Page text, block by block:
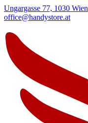
Ungargasse 77, 1030 Wien
office@handystore.at